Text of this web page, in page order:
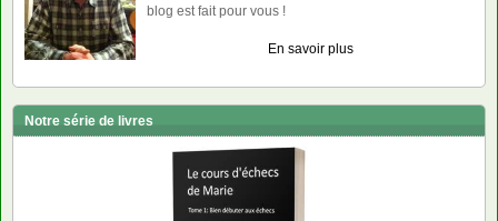
blog est fait pour vous !
En savoir plus
Notre série de livres